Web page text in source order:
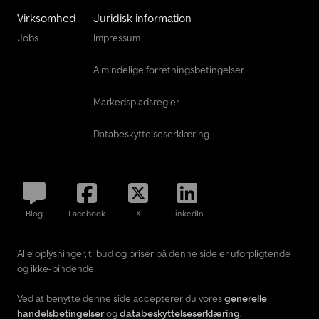
Virksomhed
Jobs
Juridisk information
Impressum
Almindelige forretningsbetingelser
Markedspladsregler
Databeskyttelseserklæring
Blog Facebook X LinkedIn
Alle oplysninger, tilbud og priser på denne side er uforpligtende
og ikke-bindende!
Ved at benytte denne side accepterer du voresgenerelle
handelsbetingelserogdatabeskyttelseserklæring.